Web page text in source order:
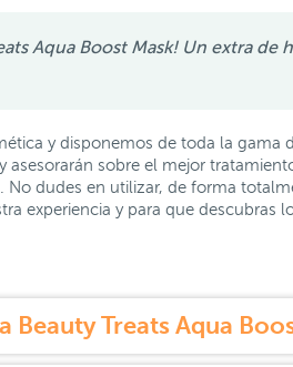
Aqua Boost Mask! Un extra de
y disponemos de toda la gama
sobre el mejor
No dudes en utilizar, de forma
experiencia y para que descubras
Beauty Treats Aqua